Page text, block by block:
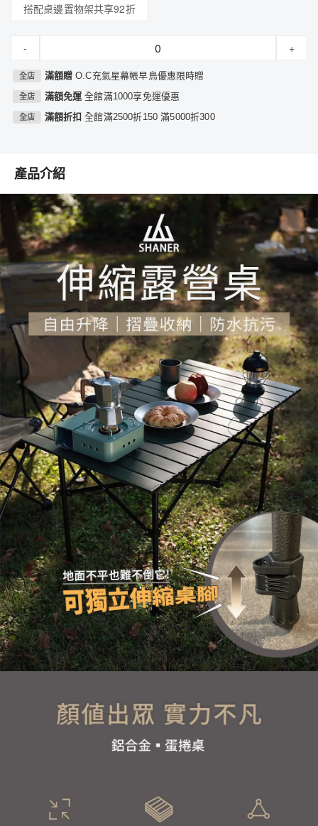
搭配桌邊置物架共享92折
- +
全店 滿額贈O.C充氣星幕帳早鳥優惠限時贈
全店 滿額免運全館滿1000享免運優惠
全店 滿額折扣全館滿2500折150 滿5000折300
產品介紹